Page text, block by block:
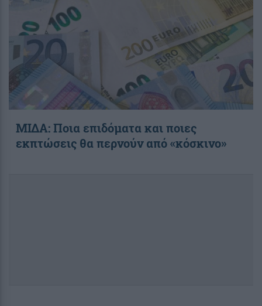
ΜΙΔΑ: Ποια επιδόματα και ποιες
εκπτώσεις θα περνούν από «κόσκινο»